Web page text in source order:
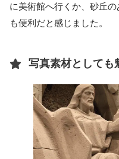
に美術館へ行くか、砂丘
も便利だと感じました。
写真素材としても